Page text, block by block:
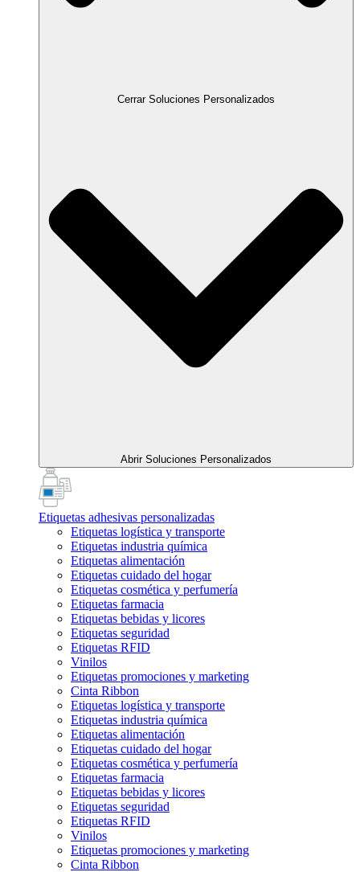
Cerrar Soluciones Personalizados
Abrir Soluciones Personalizados
Etiquetas adhesivas personalizadas
Etiquetas logística y transporte
Etiquetas industria química
Etiquetas alimentación
Etiquetas cuidado del hogar
Etiquetas cosmética y perfumería
Etiquetas farmacia
Etiquetas bebidas y licores
Etiquetas seguridad
Etiquetas RFID
Vinilos
Etiquetas promociones y marketing
Cinta Ribbon
Etiquetas logística y transporte
Etiquetas industria química
Etiquetas alimentación
Etiquetas cuidado del hogar
Etiquetas cosmética y perfumería
Etiquetas farmacia
Etiquetas bebidas y licores
Etiquetas seguridad
Etiquetas RFID
Vinilos
Etiquetas promociones y marketing
Cinta Ribbon